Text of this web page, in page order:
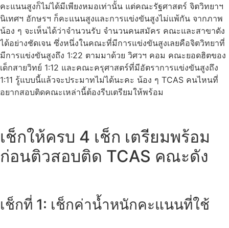
คะแนนสูงก็ไม่ได้มีเพียงหมอเท่านั้น แต่คณะรัฐศาสตร์ จิตวิทยาฯ
นิเทศฯ อักษรฯ ก็คะแนนสูงและการแข่งขันสูงไม่แพ้กัน จากภาพ
น้อง ๆ จะเห็นได้ว่าจำนวนรับ จำนวนคนสมัคร คณะและสาขาดัง
ได้อย่างชัดเจน ซึ่งหนึ่งในคณะที่มีการแข่งขันสูงเลยคือจิตวิทยาที่
มีการแข่งขันสูงถึง 1:22 ตามมาด้วย วิศวฯ คอม คณะยอดฮิตของ
เด็กสายวิทย์ 1:12 และคณะครุศาสตร์ที่มีอัตราการแข่งขันสูงถึง
1:11 รู้แบบนี้แล้วจะประมาทไม่ได้นะคะ น้อง ๆ TCAS คนไหนที่
อยากสอบติดคณะเหล่านี้ต้องรีบเตรียมให้พร้อม
เช็กให้ครบ 4 เช็ก เตรียมพร้อม
ก่อนติวสอบติด TCAS คณะดัง
เช็กที่ 1: เช็กค่าน้ำหนักคะแนนที่ใช้